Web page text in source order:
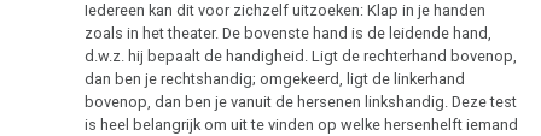
Biologische
natuurwet
Strottenhoofd
Botkanker
Leukemie
Iedereen kan dit voor zichzelf uitzoeken: Klap in je handen
zoals in het theater. De bovenste hand is de leidende hand,
d.w.z. hij bepaalt de handigheid. Ligt de rechterhand bovenop,
dan ben je rechtshandig; omgekeerd, ligt de linkerhand
bovenop, dan ben je vanuit de hersenen linkshandig. Deze test
is heel belangrijk om uit te vinden op welke hersenhelft iemand